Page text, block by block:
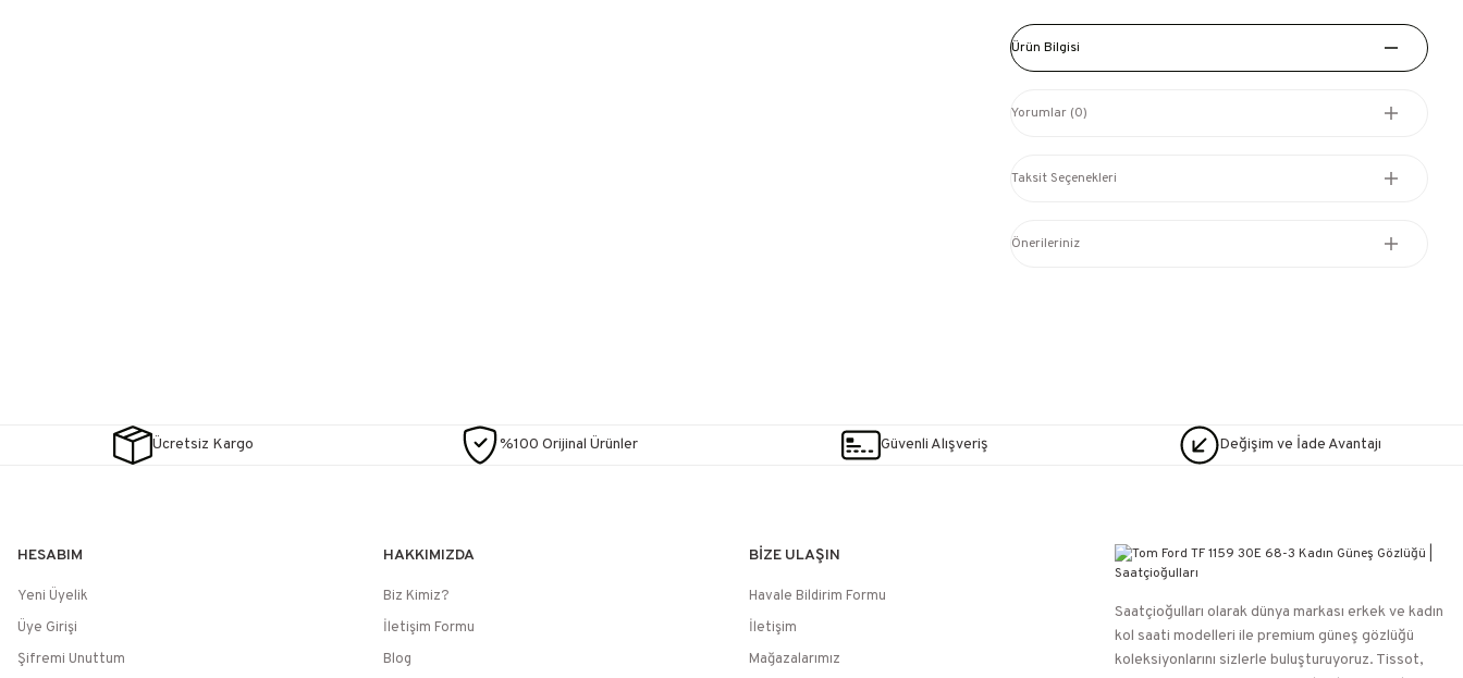
Ürün Bilgisi
Yorumlar (0)
Taksit Seçenekleri
Önerileriniz
Ücretsiz Kargo %100 Orijinal Ürünler Güvenli Alışveriş Değişim ve İade Avantajı
HESABIM
Yeni Üyelik
Üye Girişi
Şifremi Unuttum
HAKKIMIZDA
Biz Kimiz?
İletişim Formu
Blog
BİZE ULAŞIN
Havale Bildirim Formu
İletişim
Mağazalarımız
Saatçioğulları⁠ olarak dünya markası erkek ve kadın
kol saati modelleri ile premium güneş gözlüğü
koleksiyonlarını sizlerle buluşturuyoruz. Tissot,